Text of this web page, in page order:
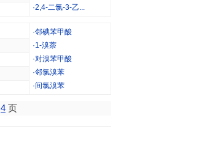
·2,4-二氯-3-乙...
·邻碘苯甲酸
·1-溴萘
·对溴苯甲酸
·邻氯溴苯
·间氯溴苯
4 页